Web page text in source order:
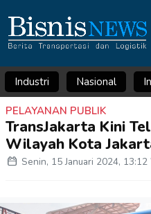
Industri Nasional
PELAYANAN PUBLIK
TransJakarta Kini
Wilayah Kota
Senin, 15 Januari 2024, 13:12